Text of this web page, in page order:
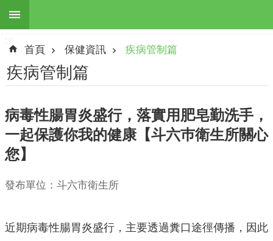
跳到主要內容區塊
進
階
搜
尋
最
新
息
所
簡
:::
首頁 保健資訊 疾病管制篇
疾病管制篇
病毒性腸胃炎盛行，落實用肥皂勤洗手，
一起保護你我的健康【斗六巿衛生所關心
您】
發布單位：斗六市衛生所
近期病毒性腸胃炎盛行，主要透過糞口途徑傳播，因此